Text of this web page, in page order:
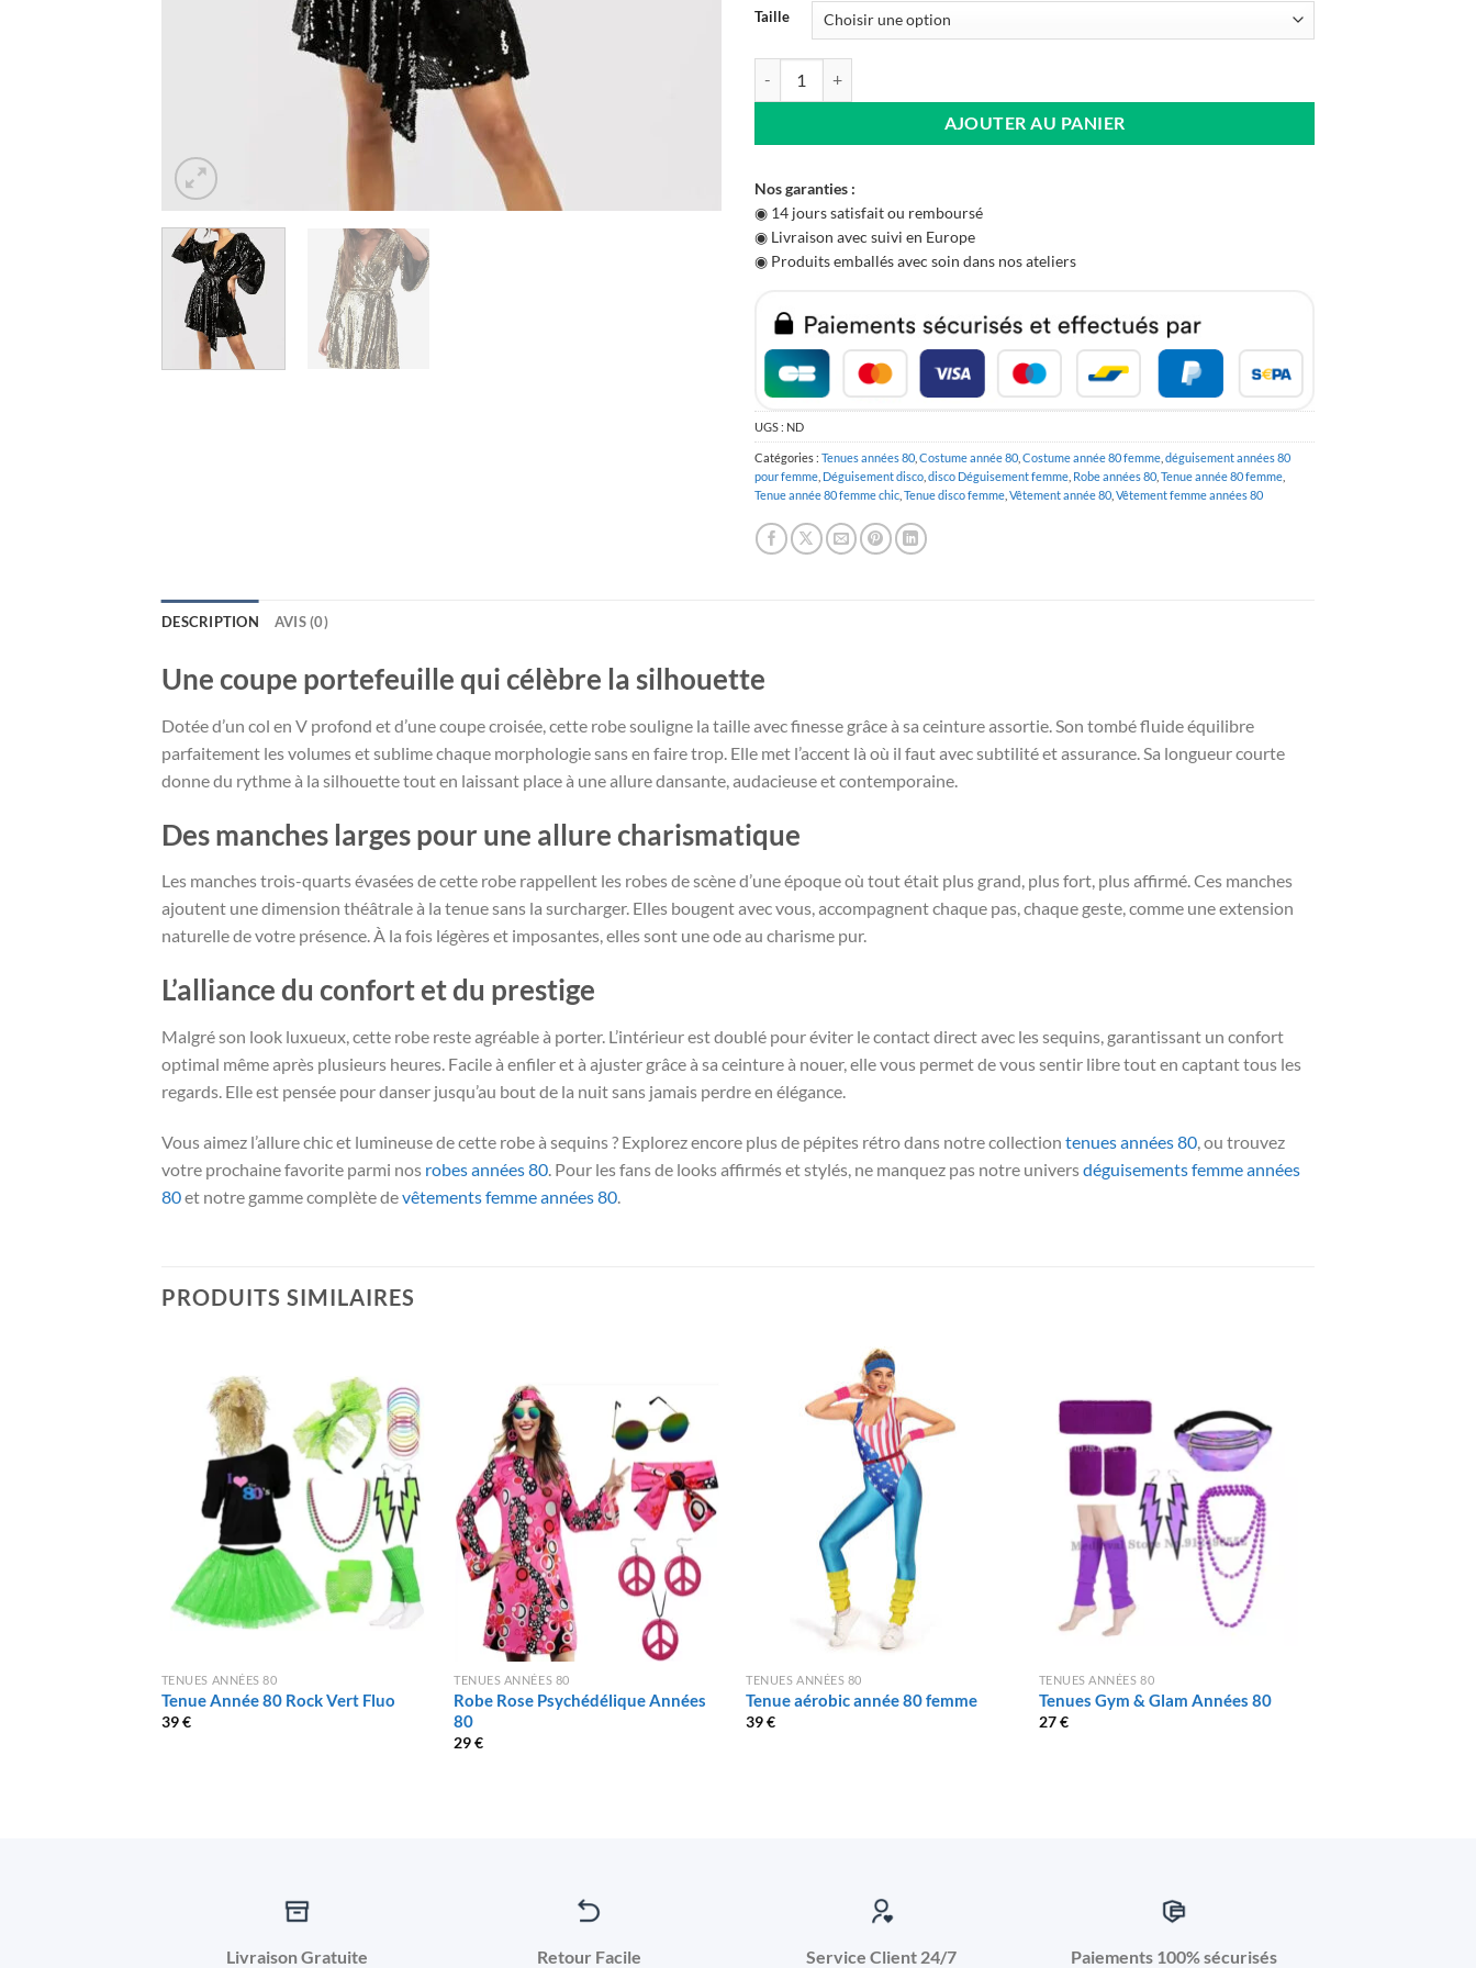
Taille
AJOUTER AU PANIER
Nos garanties :
◉ 14 jours satisfait ou remboursé
◉ Livraison avec suivi en Europe
◉ Produits emballés avec soin dans nos ateliers
UGS : ND
Catégories : Tenues années 80 Costume année 80 Costume année 80 femme déguisement années 80
pour femme Déguisement disco disco Déguisement femme Robe années 80 Tenue année 80 femme
Tenue année 80 femme chic Tenue disco femme Vêtement année 80 Vêtement femme années 80
DESCRIPTION AVIS (0)
Une coupe portefeuille qui célèbre la silhouette
Dotée d’un col en V profond et d’une coupe croisée, cette robe souligne la taille avec finesse grâce à sa ceinture assortie. Son tombé fluide équilibre
parfaitement les volumes et sublime chaque morphologie sans en faire trop. Elle met l’accent là où il faut avec subtilité et assurance. Sa longueur courte
donne du rythme à la silhouette tout en laissant place à une allure dansante, audacieuse et contemporaine.
Des manches larges pour une allure charismatique
Les manches trois-quarts évasées de cette robe rappellent les robes de scène d’une époque où tout était plus grand, plus fort, plus affirmé. Ces manches
ajoutent une dimension théâtrale à la tenue sans la surcharger. Elles bougent avec vous, accompagnent chaque pas, chaque geste, comme une extension
naturelle de votre présence. À la fois légères et imposantes, elles sont une ode au charisme pur.
L’alliance du confort et du prestige
Malgré son look luxueux, cette robe reste agréable à porter. L’intérieur est doublé pour éviter le contact direct avec les sequins, garantissant un confort
optimal même après plusieurs heures. Facile à enfiler et à ajuster grâce à sa ceinture à nouer, elle vous permet de vous sentir libre tout en captant tous les
regards. Elle est pensée pour danser jusqu’au bout de la nuit sans jamais perdre en élégance.
Vous aimez l’allure chic et lumineuse de cette robe à sequins ? Explorez encore plus de pépites rétro dans notre collection tenues années 80, ou trouvez
votre prochaine favorite parmi nos robes années 80. Pour les fans de looks affirmés et stylés, ne manquez pas notre universdéguisements femme années
80et notre gamme complète devêtements femme années 80.
PRODUITS SIMILAIRES
TENUES ANNÉES 80
Tenue Année 80 Rock Vert Fluo
39€
TENUES ANNÉES 80
Robe Rose Psychédélique Années
80
29€
TENUES ANNÉES 80
Tenue aérobic année 80 femme
39€
TENUES ANNÉES 80
Tenues Gym & Glam Années 80
27€
Livraison Gratuite Retour Facile Service Client 24/7 Paiements 100% sécurisés